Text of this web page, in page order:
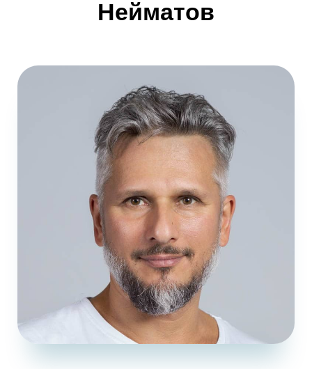
Нейматов